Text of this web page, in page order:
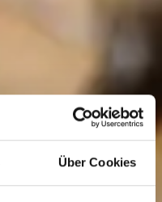
Über Cookies